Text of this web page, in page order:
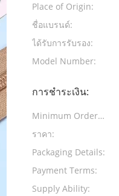
Place of Origin:
ชื่อแบรนด์:
ได้รับการรับรอง:
Model Number:
การชำระเงิน:
Minimum Order
Quantity:
ราคา:
Packaging Details:
Payment Terms:
Supply Ability: